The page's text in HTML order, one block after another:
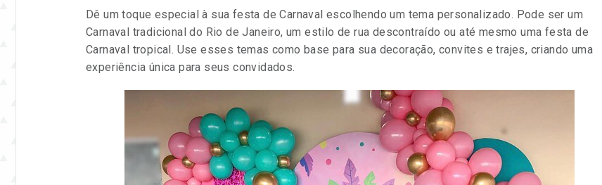
Dê um toque especial à sua festa de Carnaval escolhendo um tema personalizado. Pode ser um
Carnaval tradicional do Rio de Janeiro, um estilo de rua descontraído ou até mesmo uma festa de
Carnaval tropical. Use esses temas como base para sua decoração, convites e trajes, criando uma
experiência única para seus convidados.